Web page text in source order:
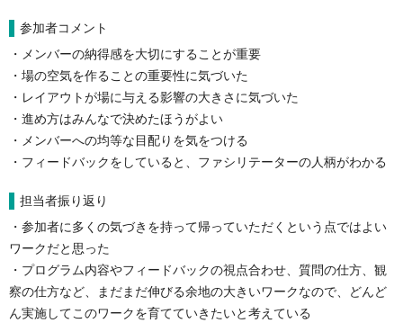
参加者コメント
・メンバーの納得感を大切にすることが重要
・場の空気を作ることの重要性に気づいた
・レイアウトが場に与える影響の大きさに気づいた
・進め方はみんなで決めたほうがよい
・メンバーへの均等な目配りを気をつける
・フィードバックをしていると、ファシリテーターの人柄がわかる
担当者振り返り
・参加者に多くの気づきを持って帰っていただくという点ではよい
ワークだと思った
・プログラム内容やフィードバックの視点合わせ、質問の仕方、観
察の仕方など、まだまだ伸びる余地の大きいワークなので、どんど
ん実施してこのワークを育てていきたいと考えている